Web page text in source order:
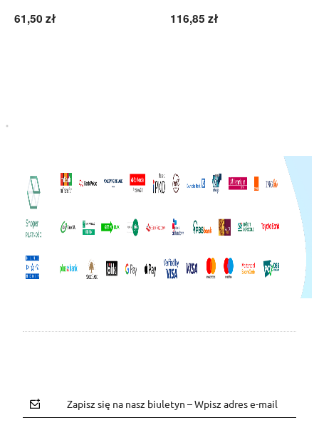
61,50 zł 116,85 zł
Zapisz się na nasz biuletyn – Wpisz adres e-mail